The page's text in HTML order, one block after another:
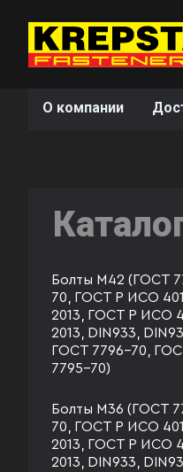
О компании
Болты М42 (ГОСТ
70, ГОСТ Р ИСО
2013, ГОСТ Р ИСО
2013, DIN933,
ГОСТ 7796-70,
7795-70)
Болты М36 (ГОСТ
70, ГОСТ Р ИСО
2013, ГОСТ Р ИСО
2013, DIN933,